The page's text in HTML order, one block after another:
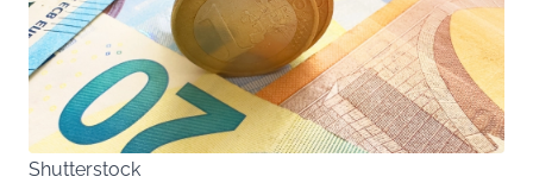
Shutterstock